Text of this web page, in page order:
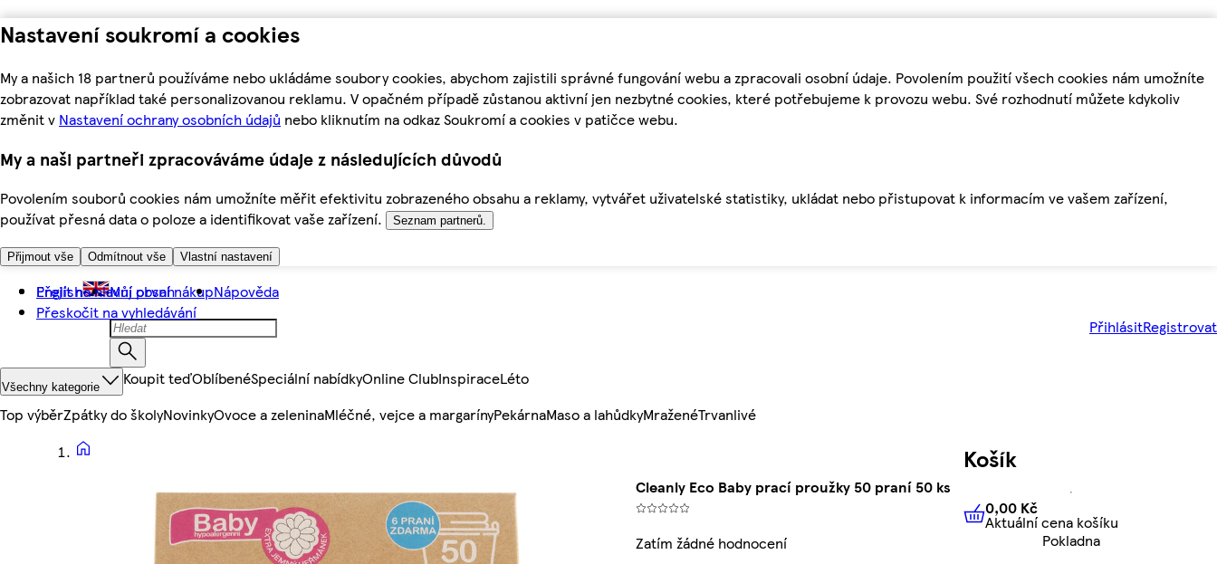
Nastavení soukromí a cookies
My a našich 18 partnerů používáme nebo ukládáme soubory cookies, abychom zajistili správné fungování webu a zpracovali osobní údaje. Povolením použití všech cookies nám umožníte
zobrazovat například také personalizovanou reklamu. V opačném případě zůstanou aktivní jen nezbytné cookies, které potřebujeme k provozu webu. Své rozhodnutí můžete kdykoliv
změnit v Nastavení ochrany osobních údajů nebo kliknutím na odkaz Soukromí a cookies v patičce webu.
My a naši partneři zpracováváme údaje z následujících důvodů
Povolením souborů cookies nám umožníte měřit efektivitu zobrazeného obsahu a reklamy, vytvářet uživatelské statistiky, ukládat nebo přistupovat k informacím ve vašem zařízení,
používat přesná data o poloze a identifikovat vaše zařízení.
Seznam partnerů.
Přijmout vše Odmítnout vše Vlastní nastavení
Přejít na hlavní obsah
Přeskočit na vyhledávání
English Můj první nákupNápověda
PřihlásitRegistrovat
Všechny kategorie Koupit teďOblíbenéSpeciální nabídkyOnline ClubInspiraceLéto
Top výběrZpátky do školyNovinkyOvoce a zeleninaMléčné, vejce a margarínyPekárnaMaso a lahůdkyMraženéTrvanlivé
Cleanly Eco Baby prací proužky 50 praní 50 ks
Zatím žádné hodnocení
Košík
0,00 KčAktuální cena košíku
0,00 Kč
Aktuální cena košíku
Pokladna